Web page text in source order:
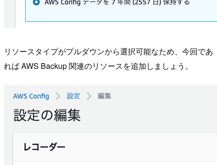
リソースタイプがプルダウンから選択可能なため、今回であ
れば AWS Backup 関連のリソースを追加しましょう。